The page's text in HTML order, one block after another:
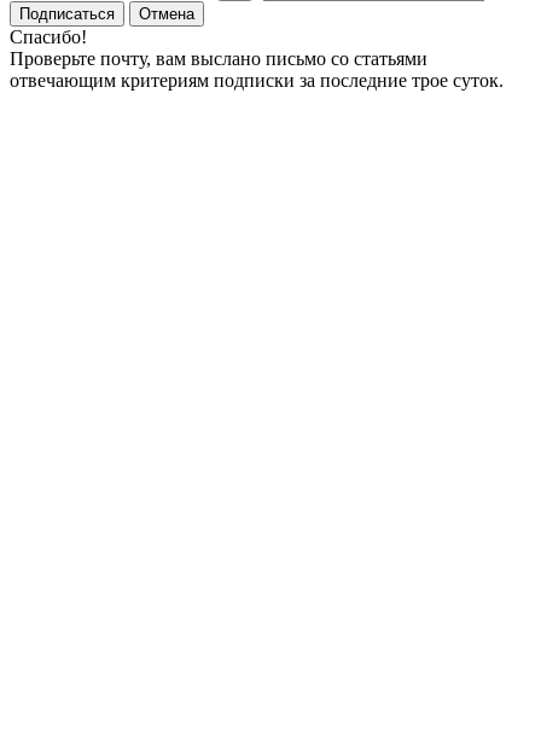
Подписаться
Отмена
Спасибо!
Проверьте почту, вам выслано письмо со статьями
отвечающим критериям подписки за последние трое суток.